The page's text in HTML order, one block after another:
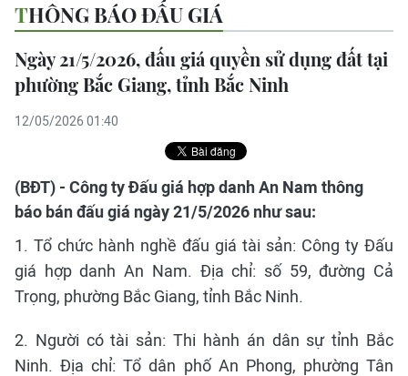
THÔNG BÁO ĐẤU GIÁ
Ngày 21/5/2026, đấu giá quyền sử dụng đất tại
phường Bắc Giang, tỉnh Bắc Ninh
12/05/2026 01:40
(BĐT) - Công ty Đấu giá hợp danh An Nam thông
báo bán đấu giá ngày 21/5/2026 như sau:
1. Tổ chức hành nghề đấu giá tài sản: Công ty Đấu
giá hợp danh An Nam. Địa chỉ: số 59, đường Cả
Trọng, phường Bắc Giang, tỉnh Bắc Ninh.
2. Người có tài sản: Thi hành án dân sự tỉnh Bắc
Ninh. Địa chỉ: Tổ dân phố An Phong, phường Tân